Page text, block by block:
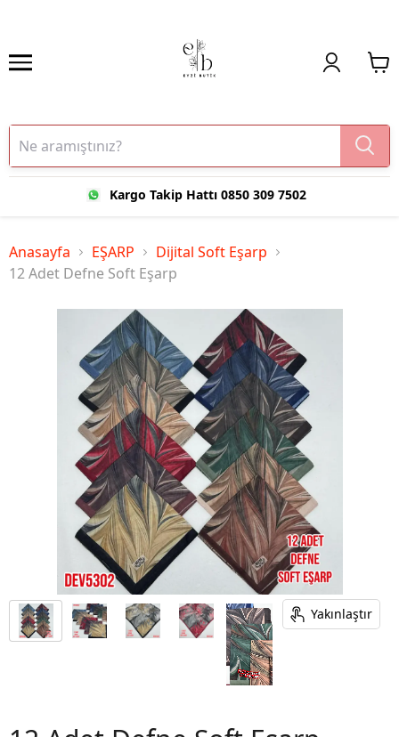
Kargo Takip Hattı 0850 309 7502
Anasayfa EŞARP
Dijital Soft Eşarp
12 Adet Defne Soft Eşarp
Yakınlaştır